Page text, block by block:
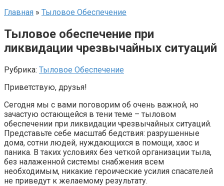
Главная » Тыловое Обеспечение
Тыловое обеспечение при
ликвидации чрезвычайных ситуаций
Рубрика: Тыловое Обеспечение
Приветствую, друзья!
Сегодня мы с вами поговорим об очень важной, но
зачастую остающейся в тени теме – тыловом
обеспечении при ликвидации чрезвычайных ситуаций.
Представьте себе масштаб бедствия: разрушенные
дома, сотни людей, нуждающихся в помощи, хаос и
паника. В таких условиях без четкой организации тыла,
без налаженной системы снабжения всем
необходимым, никакие героические усилия спасателей
не приведут к желаемому результату.